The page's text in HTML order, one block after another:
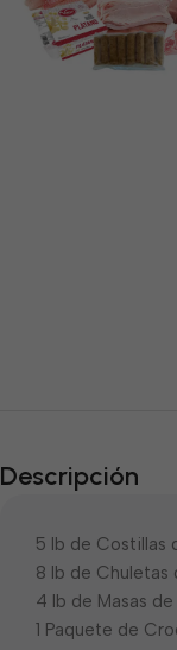
Descripción
5 lb de Costillas
8 lb de Chuletas
4 lb de Masas
1 Paquete de